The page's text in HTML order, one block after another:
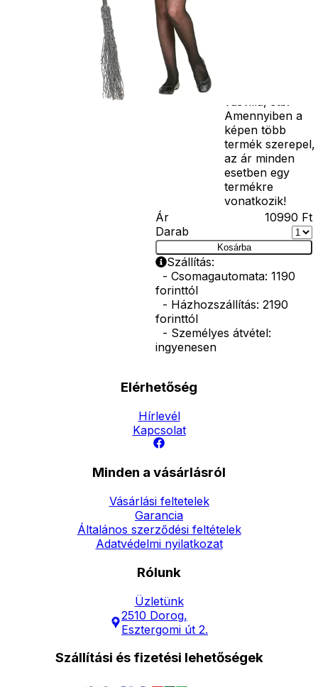
Amennyiben a
képen több
termék szerepel,
az ár minden
esetben egy
termékre
vonatkozik!
Ár
10990 Ft
Darab
Kosárba
Szállítás:
- Csomagautomata: 1190
forinttól
- Házhozszállítás: 2190
forinttól
- Személyes átvétel:
ingyenesen
Elérhetőség
Hírlevél
Kapcsolat
Minden a vásárlásról
Vásárlási feltetelek
Garancia
Általános szerződési feltételek
Adatvédelmi nyilatkozat
Rólunk
Üzletünk
2510 Dorog,
Esztergomi út 2.
Szállítási és fizetési lehetőségek